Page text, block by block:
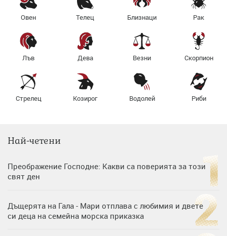
Овен Телец Близнаци Рак
Лъв Дева Везни Скорпион
Стрелец Козирог Водолей Риби
Най-четени
Преображение Господне: Какви са поверията за този
свят ден
Дъщерята на Гала - Мари отплава с любимия и двете
си деца на семейна морска приказка